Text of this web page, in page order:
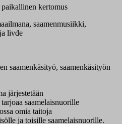
kertomus
saamenmusiikki,
livđe
saamenkäsityö, saamenkäsityön
järjestetään
saamelaisnuorille
omia taitoja
ja toisille saamelaisnuorille.